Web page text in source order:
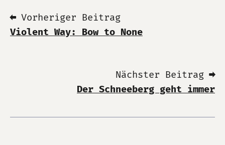
⬅ Vorheriger Beitrag
Violent Way: Bow to None
Nächster Beitrag ➡
Der Schneeberg geht immer